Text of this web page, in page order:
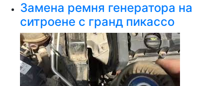
Замена ремня генератора на
ситроене с гранд пикассо